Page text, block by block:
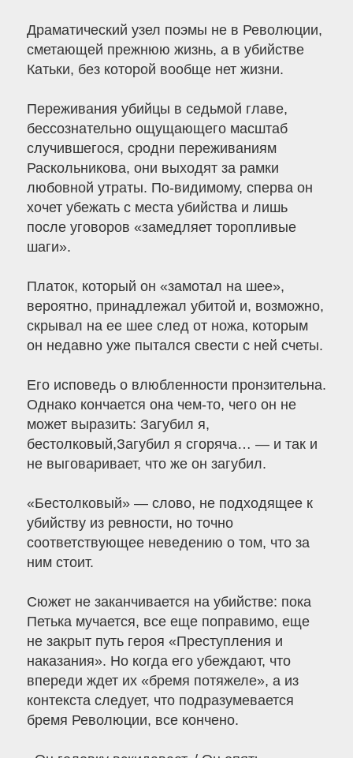
Драматический узел поэмы не в Революции,
сметающей прежнюю жизнь, а в убийстве
Катьки, без которой вообще нет жизни.
Переживания убийцы в седьмой главе,
бессознательно ощущающего масштаб
случившегося, сродни переживаниям
Раскольникова, они выходят за рамки
любовной утраты. По-видимому, сперва он
хочет убежать с места убийства и лишь
после уговоров «замедляет торопливые
шаги».
Платок, который он «замотал на шее»,
вероятно, принадлежал убитой и, возможно,
скрывал на ее шее след от ножа, которым
он недавно уже пытался свести с ней счеты.
Его исповедь о влюбленности пронзительна.
Однако кончается она чем-то, чего он не
может выразить: Загубил я,
бестолковый,Загубил я сгоряча… — и так и
не выговаривает, что же он загубил.
«Бестолковый» — слово, не подходящее к
убийству из ревности, но точно
соответствующее неведению о том, что за
ним стоит.
Сюжет не заканчивается на убийстве: пока
Петька мучается, все еще поправимо, еще
не закрыт путь героя «Преступления и
наказания». Но когда его убеждают, что
впереди ждет их «бремя потяжеле», а из
контекста следует, что подразумевается
бремя Революции, все кончено.